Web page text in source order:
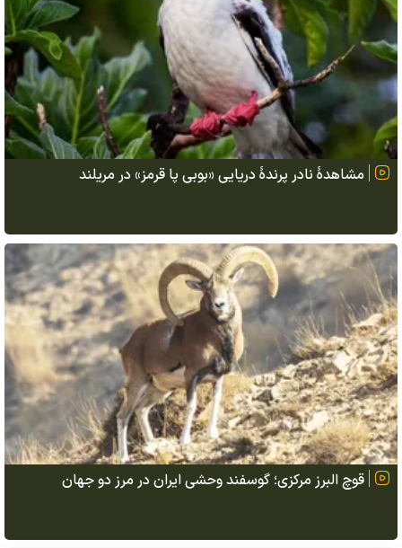
مشاهدهٔ نادر پرندهٔ دریایی «بوبی پا قرمز» در مریلند
قوچ البرز مرکزی؛ گوسفند وحشی ایران در مرز دو جهان